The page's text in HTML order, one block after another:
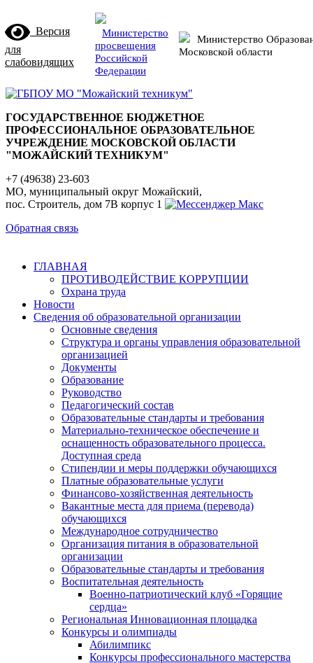
Версия
для
слабовидящих
Министерство
просвещения
Российской
Федерации
Министерство
Московской области
ГОСУДАРСТВЕННОЕ БЮДЖЕТНОЕ
ПРОФЕССИОНАЛЬНОЕ ОБРАЗОВАТЕЛЬНОЕ
УЧРЕЖДЕНИЕ МОСКОВСКОЙ ОБЛАСТИ
"МОЖАЙСКИЙ ТЕХНИКУМ"
+7 (49638) 23-603
МО, муниципальный округ Можайский,
пос. Строитель, дом 7В корпус 1
Обратная связь
ГЛАВНАЯ
ПРОТИВОДЕЙСТВИЕ КОРРУПЦИИ
Охрана труда
Новости
Сведения об образовательной организации
Основные сведения
Структура и органы управления образовательной
организацией
Документы
Образование
Руководство
Педагогический состав
Образовательные стандарты и требования
Материально-техническое обеспечение и
оснащенность образовательного процесса.
Доступная среда
Стипендии и меры поддержки обучающихся
Платные образовательные услуги
Финансово-хозяйственная деятельность
Вакантные места для приема (перевода)
обучающихся
Международное сотрудничество
Организация питания в образовательной
организации
Образовательные стандарты и требования
Воспитательная деятельность
Военно-патриотический клуб «Горящие
сердца»
Региональная Инновационная площадка
Конкурсы и олимпиады
Абилимпикс
Конкурсы профессионального мастерства